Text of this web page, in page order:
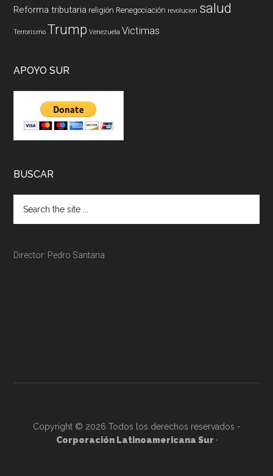
Reforma tributaria religión Renegociación revolucion salud
Terrorismo Trump Venezuela Victimas
APOYO SUR
BUSCAR
Director: Pedro Santana
Copyright © 2026 Todos los derechos reservados -
Corporación Latinoamericana Sur ·